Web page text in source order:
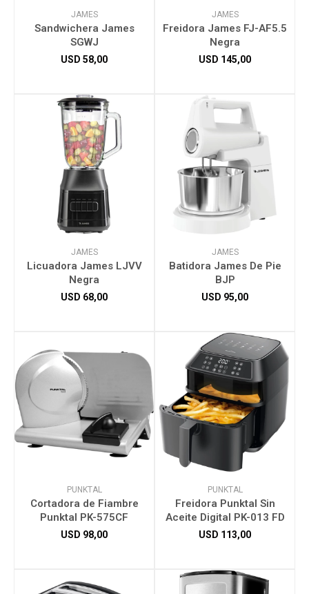
JAMES
Sandwichera James
SGWJ
USD 58,00
JAMES
Freidora James FJ-AF5.5
Negra
USD 145,00
JAMES
Licuadora James LJVV
Negra
USD 68,00
JAMES
Batidora James De Pie
BJP
USD 95,00
PUNKTAL
Cortadora de Fiambre
Punktal PK-575CF
USD 98,00
PUNKTAL
Freidora Punktal Sin
Aceite Digital PK-013 FD
USD 113,00